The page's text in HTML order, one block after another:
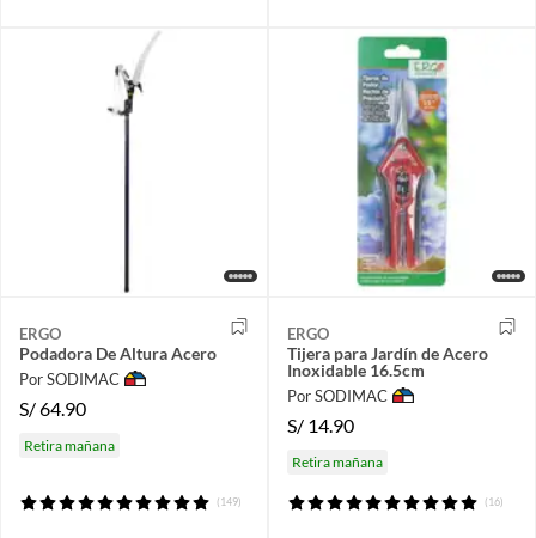
ERGO
Podadora De Altura Acero
Por SODIMAC
S/64.90
Retira mañana
(149)
ERGO
Tijera para Jardín de Acero
Inoxidable 16.5cm
Por SODIMAC
S/ 14.90
Retira mañana
(16)